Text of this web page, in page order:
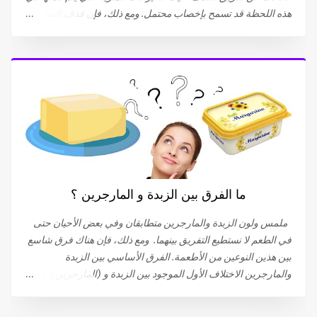
هذه اللحظة قد تسمح بإخصاب محتمل. ومع ذلك، فإن قذف السائل
القذف، التي تحدث عند بعض الرجال الذين يحدث القذف والنشوة
الجنسية لديهم حتى قبل الإيلاج أو بعده بسرعة كبيرة. القذف
التلقائي هو ظاهرة مرضية تؤثر على العديد من الأشخاص. غالبًا ما
تلعب الحالة النفسية للشخص دورًا مهمًا. يعد القلق والتوتر من أهم
أسباب القذف بدون النشوة الجنسية. من المحتمل أيضًا أن الذهاب
إلى المرحاض أو ملامسة الحشفة للملابس قد تؤدي إلى حدوث
القذف التلقائي. 81٪ من الرجال الذين يعانون من هذا النوع من
القذف لا يشعرون بالمتعة أثناء حدوثه. بينما تعترف النسبة المتبقية
(19 ٪) بشعورهم بالنشوة، (ولكنها أقل من تلك التي تحدث أثناء
الإتصال الجنسي المرغوب فيه)، أو تقلصات تحت الحوض التي تحدث
أثناء النشوة الجنسية. يمكن أن تؤدي...
ما الفرق بين الزبدة و المارجرين ؟
ملمس ولون الزبدة والمارجرين متطابقان وفي بعض الأحيان حتى
في الطعم لا نستطيع التفريق بينهما. ومع ذلك، فإن هناك فرق شاسع
بين هذين النوعين من الأطعمة. الفرق الأساسي بين الزبدة
والمارجرين الاختلاف الأول الموجود بين الزبدة و (المارجرين)، هو